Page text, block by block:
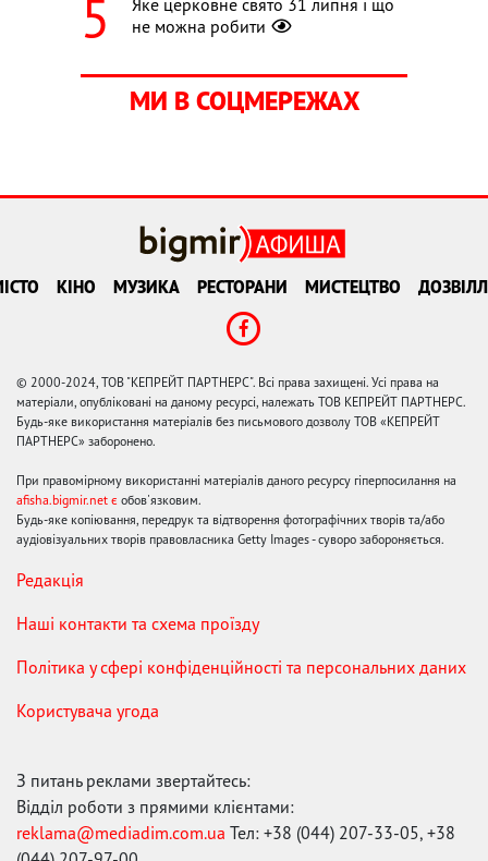
Яке церковне свято 31 липня і що
не можна робити
МИ В СОЦМЕРЕЖАХ
КІНО МУЗИКА РЕСТОРАНИ МИСТЕЦТВО
© 2000-2024, ТОВ "КЕПРЕЙТ ПАРТНЕРС". Всі права захищені. Усі права на
матеріали, опубліковані на даному ресурсі, належать ТОВ КЕПРЕЙТ ПАРТНЕРС.
Будь-яке використання матеріалів без письмового дозволу ТОВ «КЕПРЕЙТ
ПАРТНЕРС» заборонено.
При правомірному використанні матеріалів даного ресурсу гіперпосилання на
afisha.bigmir.net є обов'язковим.
Будь-яке копіювання, передрук та відтворення фотографічних творів та/або
аудіовізуальних творів правовласника Getty Images - суворо забороняється.
Редакція
Наші контакти та схема проїзду
Політика у сфері конфіденційності та персональних даних
Користувача угода
З питань реклами звертайтесь:
Відділ роботи з прямими клієнтами:
reklama@mediadim.com.ua Тел: +38 (044) 207-33-05, +38